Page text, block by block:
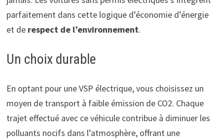
parfaitement dans cette logique d’économie d’énergie
et de respect de l’environnement.
Un choix durable
En optant pour une VSP électrique, vous choisissez un
moyen de transport à faible émission de CO2. Chaque
trajet effectué avec ce véhicule contribue à diminuer les
polluants nocifs dans l’atmosphère, offrant une